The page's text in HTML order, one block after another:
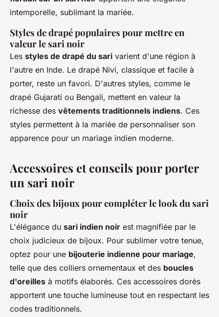
intemporelle, sublimant la mariée.
Styles de drapé populaires pour mettre en
valeur le sari noir
Les styles de drapé du sari varient d'une région à
l'autre en Inde. Le drapé Nivi, classique et facile à
porter, reste un favori. D'autres styles, comme le
drapé Gujarati ou Bengali, mettent en valeur la
richesse des vêtements traditionnels indiens. Ces
styles permettent à la mariée de personnaliser son
apparence pour un mariage indien moderne.
Accessoires et conseils pour porter
un sari noir
Choix des bijoux pour compléter le look du sari
noir
L'élégance du sari indien noir est magnifiée par le
choix judicieux de bijoux. Pour sublimer votre tenue,
optez pour une bijouterie indienne pour mariage,
telle que des colliers ornementaux et des boucles
d'oreilles à motifs élaborés. Ces accessoires dorés
apportent une touche lumineuse tout en respectant les
codes traditionnels.